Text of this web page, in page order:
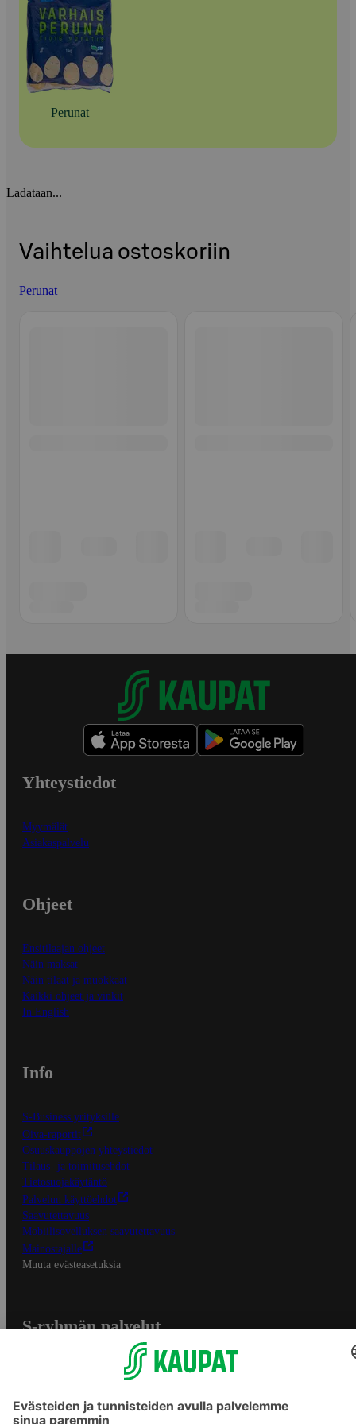
Perunat
Ladataan...
Vaihtelua ostoskoriin
Perunat
Yhteystiedot
Myymälät
Asiakaspalvelu
Ohjeet
Ensitilaajan ohjeet
Näin maksat
Näin tilaat ja muokkaat
Kaikki ohjeet ja vinkit
In English
Info
S-Business yrityksille
Oiva-raportit
Osuuskauppojen yhteystiedot
Tilaus- ja toimitusehdot
Tietosuojakäytäntö
Palvelun käyttöehdot
Saavutettavuus
Mobiilisovelluksen saavutettavuus
Mainostajalle
Muuta evästeasetuksia
S-ryhmän palvelut
Yhteishyvä Ruoka -sovellus